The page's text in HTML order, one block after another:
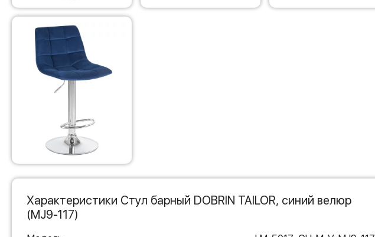
Характеристики Стул барный DOBRIN TAILOR, синий велюр
(MJ9-117)